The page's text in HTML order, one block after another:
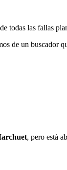
todas las fallas
de un buscador
, pero está